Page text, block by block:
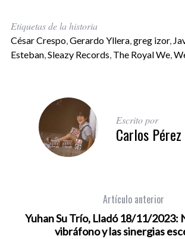
Etiquetas de la historia
César Crespo,Gerardo Yllera,greg izor,
Esteban,Sleazy Records, The Royal We,
Escrito por
Carlos
Artículo anterior
Yuhan Su Trío, Lladó 18/11/2023:
vibráfono y las sinergias